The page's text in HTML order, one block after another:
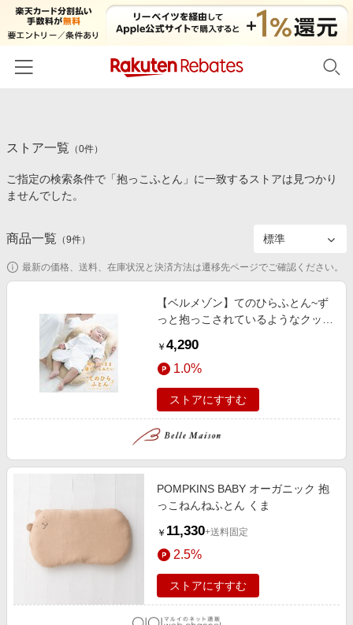
カテゴリー一覧
百貨店・総合ECモール
食品・スイーツ・お酒
コスメ・健康・医薬品
家電・PC・スマホ・カメラ
エンタメ
スポーツ・アウトドア・ゴルフ
旅行・レジャー・ホテル予約
生活・お役立ち
金融・マネー・保険
デジタルコンテンツ
ビジネス・その他サービス
イベント一覧
初回購入者限定特典
対象ストア新規限定特典
電子書籍特集
楽天ペイ導入ストア
楽天サービス特集
わくわく夏特集
とことん買い物チャレンジ
Apple公式サイト×楽天カード分割払い
Samsung ボーナスキャンペーン
週末の高還元 夏の長期版
ストア一覧 （0件）
ご指定の検索条件で「抱っこふとん」に一致するストアは見つかり
ませんでした。
商品一覧 （9件）
最新の価格、送料、在庫状況と決済方法は遷移先ページでご確認ください。
【ベルメゾン】てのひらふとん~ず
っと抱っこされているようなクッシ
【日本製】
￥ 4,290
1.0%
ストアにすすむ
POMPKINS BABY オーガニック 抱
っこねんねふとん くま
￥ 11,330+送料固定
2.5%
ストアにすすむ